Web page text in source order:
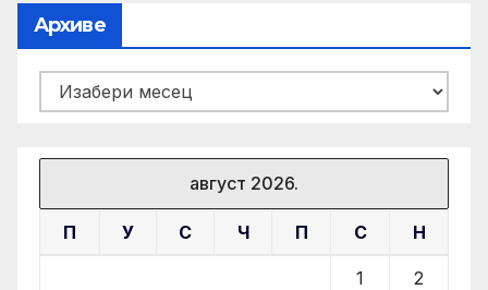
Архиве
Архиве
август 2026.
П У С Ч П С Н
1 2